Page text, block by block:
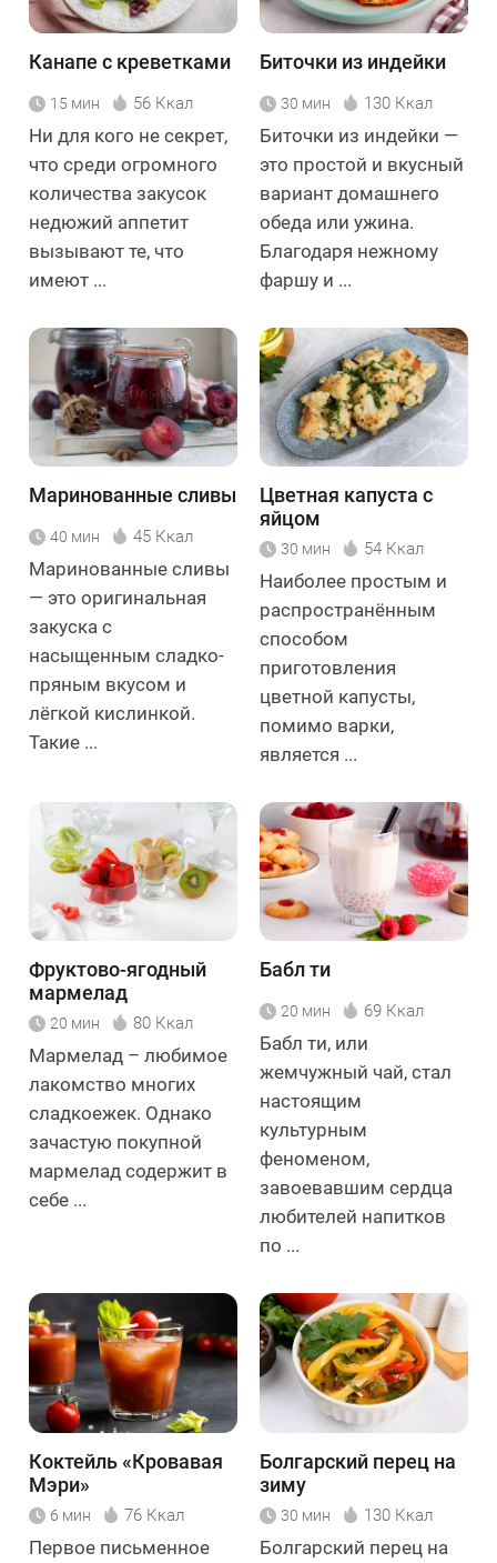
Канапе с креветками
15 мин 56 Ккал
Ни для кого не секрет,
что среди огромного
количества закусок
недюжий аппетит
вызывают те, что
имеют ...
Биточки из индейки
30 мин 130 Ккал
Биточки из индейки —
это простой и вкусный
вариант домашнего
обеда или ужина.
Благодаря нежному
фаршу и ...
Маринованные сливы
40 мин 45 Ккал
Маринованные сливы
— это оригинальная
закуска с
насыщенным сладко-
пряным вкусом и
лёгкой кислинкой.
Такие ...
Цветная капуста с
яйцом
30 мин 54 Ккал
Наиболее простым и
распространённым
способом
приготовления
цветной капусты,
помимо варки,
является ...
Фруктово-ягодный
мармелад
20 мин 80 Ккал
Мармелад – любимое
лакомство многих
сладкоежек. Однако
зачастую покупной
мармелад содержит в
себе ...
Бабл ти
20 мин 69 Ккал
Бабл ти, или
жемчужный чай, стал
настоящим
культурным
феноменом,
завоевавшим сердца
любителей напитков
по ...
Коктейль «Кровавая
Мэри»
6 мин 76 Ккал
Первое письменное
Болгарский перец на
зиму
30 мин 130 Ккал
Болгарский перец на